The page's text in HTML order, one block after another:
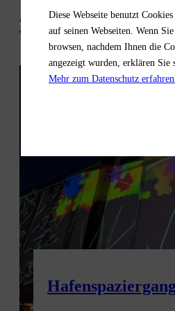
Ähnliche
Diese Webseite benutzt
auf seinen Webseiten. Wenn
browsen, nachdem Ihnen die
angezeigt wurden, erklären Sie
Mehr zum Datenschutz erfahren.